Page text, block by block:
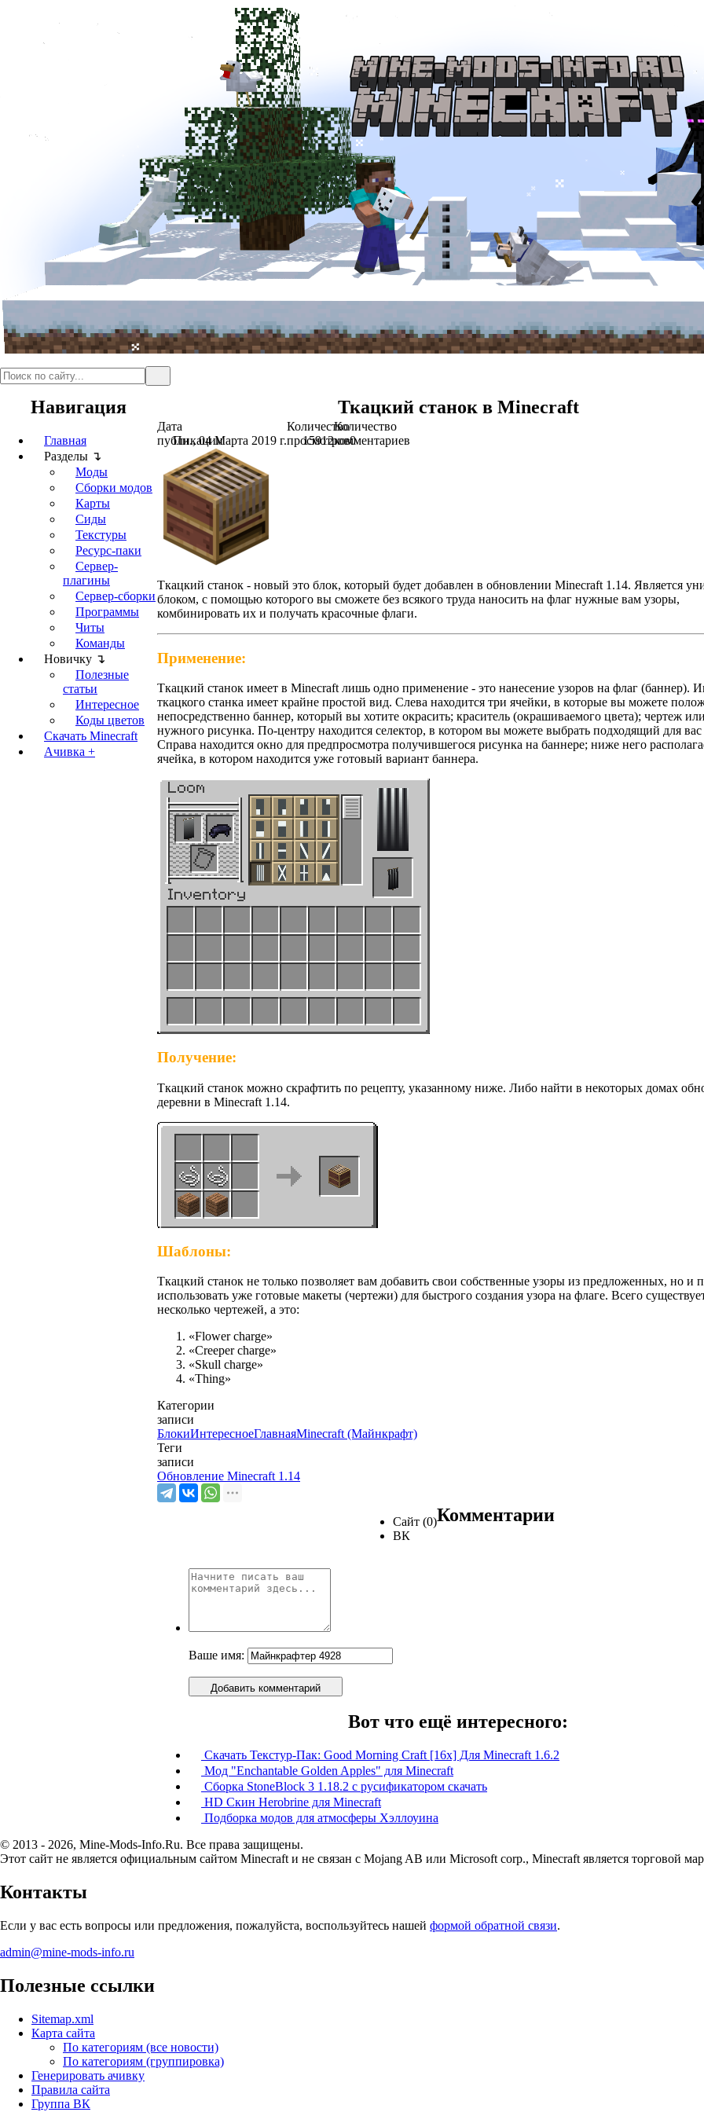
Навигация
Главная
Разделы ↴
Моды
Сборки модов
Карты
Сиды
Текстуры
Ресурс-паки
Сервер-
плагины
Сервер-сборки
Программы
Читы
Команды
Новичку ↴
Полезные
статьи
Интересное
Коды цветов
Скачать Minecraft
Ачивка +
Ткацкий станок в Minecraft
Дата
публикации
Пн., 04 Марта 2019 г.
Количество
просмотров
15912
Количество
комментариев
0
Ткацкий станок - новый это блок, который будет добавлен в обновлении Minecraft 1.14. Является
блоком, с помощью которого вы сможете без всякого труда наносить на флаг нужные вам узоры,
комбинировать их и получать красочные флаги.
Применение:
Ткацкий станок имеет в Minecraft лишь одно применение - это нанесение узоров на флаг (баннер).
ткацкого станка имеет крайне простой вид. Слева находится три ячейки, в которые вы можете
непосредственно баннер, который вы хотите окрасить; краситель (окрашиваемого цвета); чертеж
нужного рисунка. По-центру находится селектор, в котором вы можете выбрать подходящий для вас
Справа находится окно для предпросмотра получившегося рисунка на баннере; ниже него
ячейка, в котором находится уже готовый вариант баннера.
Получение:
Ткацкий станок можно скрафтить по рецепту, указанному ниже. Либо найти в некоторых домах
деревни в Minecraft 1.14.
Шаблоны:
Ткацкий станок не только позволяет вам добавить свои собственные узоры из предложенных, но и
использовать уже готовые макеты (чертежи) для быстрого создания узора на флаге. Всего
несколько чертежей, а это:
«Flower charge»
«Creeper charge»
«Skull charge»
«Thing»
Категории
записи
БлокиИнтересноеГлавнаяMinecraft (Майнкрафт)
Теги
записи
Обновление Minecraft 1.14
Сайт (0)
ВК
Комментарии
Ваше имя:
Добавить комментарий
Вот что ещё интересного:
Скачать Текстур-Пак: Good Morning Craft [16x] Для Minecraft 1.6.2
Мод "Enchantable Golden Apples" для Minecraft
Сборка StoneBlock 3 1.18.2 с русификатором скачать
HD Скин Herobrine для Minecraft
Подборка модов для атмосферы Хэллоуина
© 2013 - 2026, Mine-Mods-Info.Ru. Все права защищены.
Этот сайт не является официальным сайтом Minecraft и не связан с Mojang AB или Microsoft corp., Minecraft является торговой
Контакты
Если у вас есть вопросы или предложения, пожалуйста, воспользуйтесь нашей формой обратной связи.
admin@mine-mods-info.ru
Полезные ссылки
Sitemap.xml
Карта сайта
По категориям (все новости)
По категориям (группировка)
Генерировать ачивку
Правила сайта
Группа ВК